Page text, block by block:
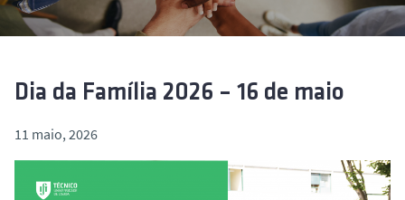
a
Dia da Família 2026 – 16 de maio
11 maio, 2026